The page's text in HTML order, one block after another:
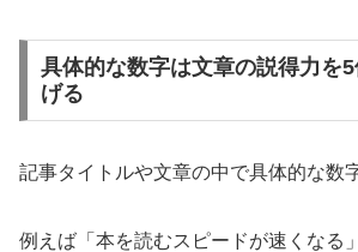
具体的な数字は文章の説得力を
げる
記事タイトルや文章の中で具体的な数
例えば「本を読むスピードが速くなる